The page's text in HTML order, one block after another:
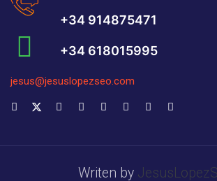
+34 914875471
+34 618015995
jesus@jesuslopezseo.com
Writen by